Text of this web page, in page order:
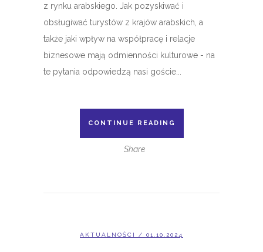
z rynku arabskiego. Jak pozyskiwać i
obsługiwać turystów z krajów arabskich, a
także jaki wpływ na współpracę i relacje
biznesowe mają odmienności kulturowe - na
te pytania odpowiedzą nasi goście...
CONTINUE READING
Share
AKTUALNOŚCI / 01.10.2024